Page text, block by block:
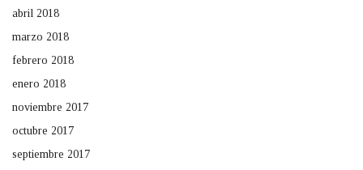
abril 2018
marzo 2018
febrero 2018
enero 2018
noviembre 2017
octubre 2017
septiembre 2017